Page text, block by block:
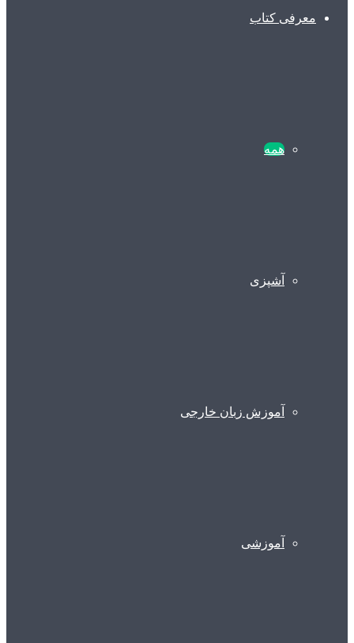
معرفی کتاب
همه
آشپزی
آموزش زبان خارجی
آموزشی